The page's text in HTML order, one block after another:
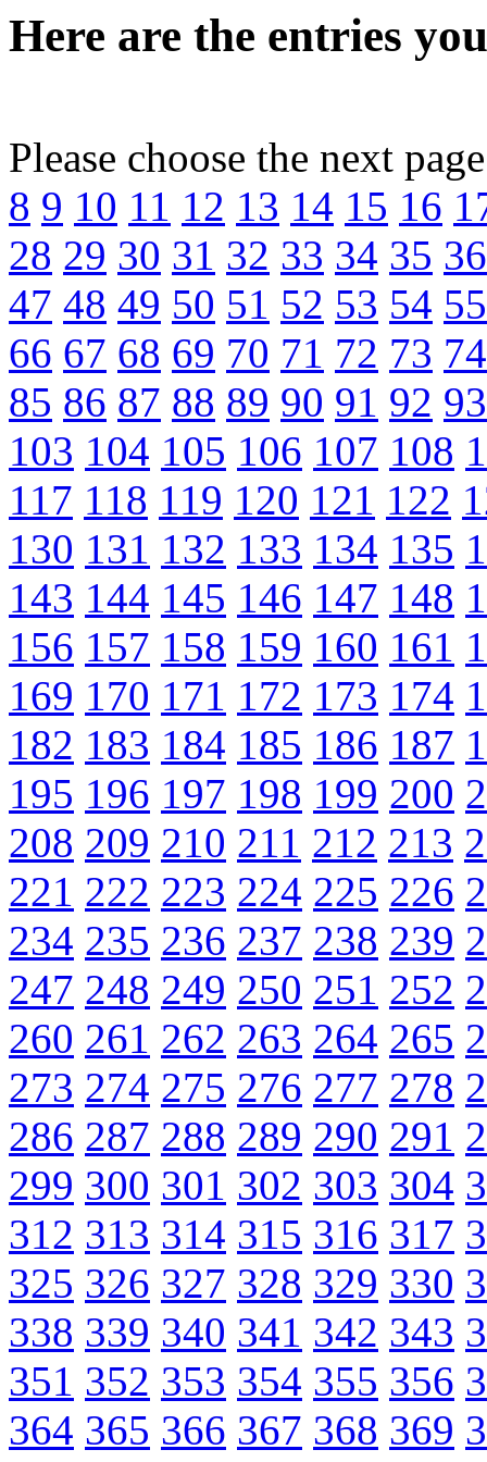
Here are the entries
Please choose the next
8 9 10 11 12 13 14 15 16
28 29 30 31 32 33 34 35 36
47 48 49 50 51 52 53 54 55
66 67 68 69 70 71 72 73 74
85 86 87 88 89 90 91 92 93
103 104 105 106 107 108
117 118 119 120 121 122
130 131 132 133 134 135
143 144 145 146 147 148
156 157 158 159 160 161
169 170 171 172 173 174
182 183 184 185 186 187
195 196 197 198 199 200
208 209 210 211 212 213
221 222 223 224 225 226
234 235 236 237 238 239
247 248 249 250 251 252
260 261 262 263 264 265
273 274 275 276 277 278
286 287 288 289 290 291
299 300 301 302 303 304
312 313 314 315 316 317
325 326 327 328 329 330
338 339 340 341 342 343
351 352 353 354 355 356
364 365 366 367 368 369